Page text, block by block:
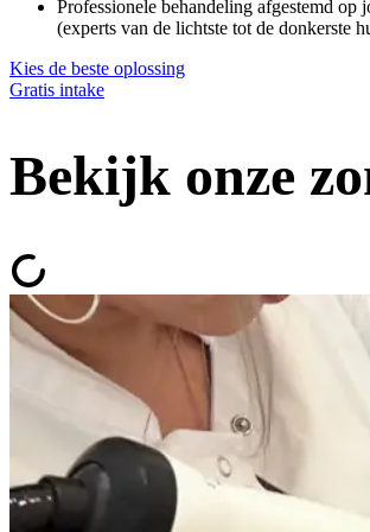
Professionele behandeling afgestemd op
(experts van de lichtste tot de donkerste
Kies de beste oplossing
Gratis intake
Bekijk onze